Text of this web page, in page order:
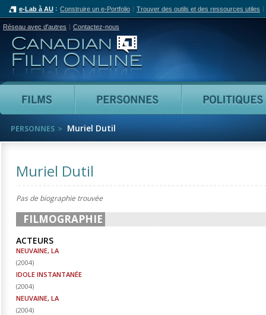
e-Lab à AU Construire un e-Portfolio Trouver des outils et des ressources utiles
Réseau avec d'autres Contactez-nous
Canadian Film Online
Films Personnes
PERSONNES Muriel Dutil
Muriel Dutil
Pas de biographie trouvée
FILMOGRAPHIE
ACTEURS
NEUVAINE, LA
(2004)
IDOLE INSTANTANÉE
(2004)
NEUVAINE, LA
(2004)